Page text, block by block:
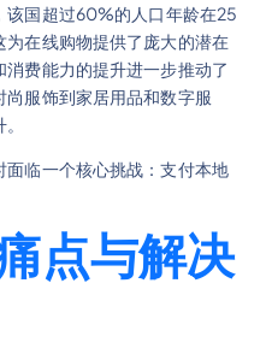
该国超过60%的人口年龄在25
在线购物提供了庞大的潜在
费能力的提升进一步推动了
服饰到家居用品和数字服
临一个核心挑战：支付本地
点与解决